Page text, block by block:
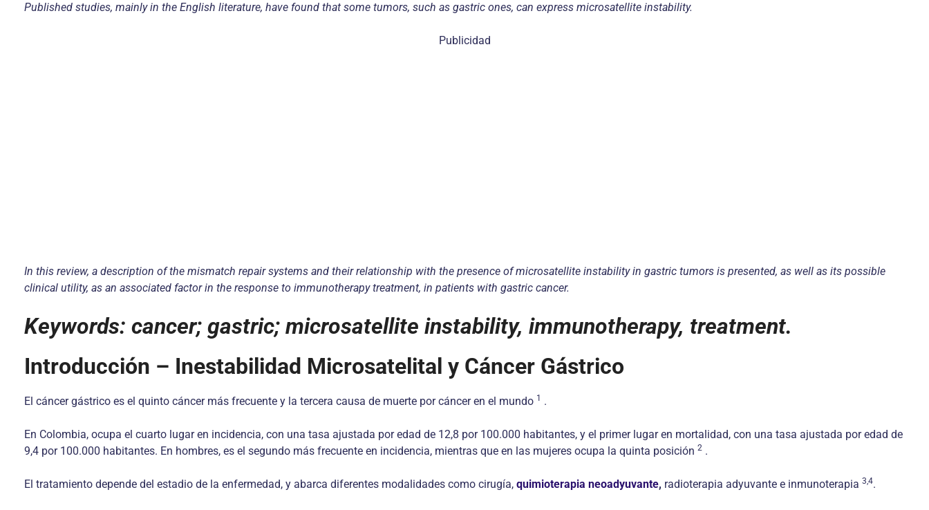
Published studies, mainly in the English literature, have found that some tumors, such as gastric ones, can express microsatellite instability.
Publicidad
In this review, a description of the mismatch repair systems and their relationship with the presence of microsatellite instability in gastric tumors is presented, as well as its possible
clinical utility, as an associated factor in the response to immunotherapy treatment, in patients with gastric cancer.
Keywords: cancer; gastric; microsatellite instability, immunotherapy, treatment.
Introducción – Inestabilidad Microsatelital y Cáncer Gástrico
El cáncer gástrico es el quinto cáncer más frecuente y la tercera causa de muerte por cáncer en el mundo 1 .
En Colombia, ocupa el cuarto lugar en incidencia, con una tasa ajustada por edad de 12,8 por 100.000 habitantes, y el primer lugar en mortalidad, con una tasa ajustada por edad de
9,4 por 100.000 habitantes. En hombres, es el segundo más frecuente en incidencia, mientras que en las mujeres ocupa la quinta posición 2 .
El tratamiento depende del estadio de la enfermedad, y abarca diferentes modalidades como cirugía, quimioterapia neoadyuvante, radioterapia adyuvante e inmunoterapia 3,4.